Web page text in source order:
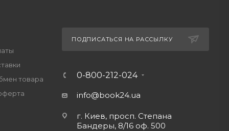
товара
ПОДПИСАТЬСЯ НА РАССЫЛКУ
0-800-212-024
info@book24.ua
г. Киев, просп. Степана
Бандеры, 8/16 оф. 500